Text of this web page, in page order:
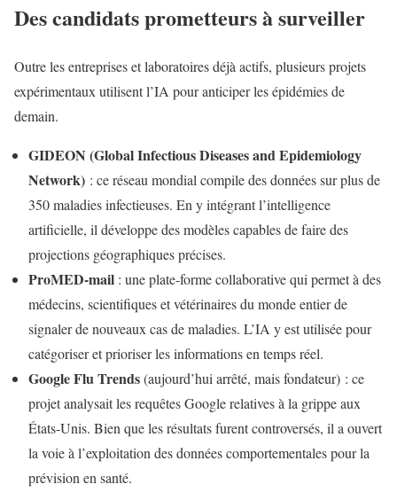
Des candidats prometteurs à surveiller
Outre les entreprises et laboratoires déjà actifs, plusieurs projets
expérimentaux utilisent l’IA pour anticiper les épidémies de
demain.
GIDEON (Global Infectious Diseases and Epidemiology
Network) : ce réseau mondial compile des données sur plus de
350 maladies infectieuses. En y intégrant l’intelligence
artificielle, il développe des modèles capables de faire des
projections géographiques précises.
ProMED-mail : une plate-forme collaborative qui permet à des
médecins, scientifiques et vétérinaires du monde entier de
signaler de nouveaux cas de maladies. L’IA y est utilisée pour
catégoriser et prioriser les informations en temps réel.
Google Flu Trends(aujourd’hui arrêté, mais fondateur) : ce
projet analysait les requêtes Google relatives à la grippe aux
États-Unis. Bien que les résultats furent controversés, il a ouvert
la voie à l’exploitation des données comportementales pour la
prévision en santé.